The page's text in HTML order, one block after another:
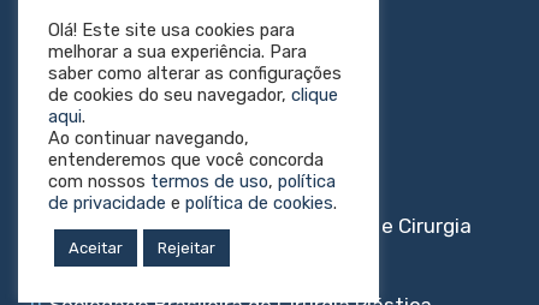
Faculdade, Sorocaba/Sp
Redes sociais:
Sociedade Brasileira de Angiologia e Cirurgia
Vascular
Olá! Este site usa cookies para
melhorar a sua experiência. Para
saber como alterar as configurações
de cookies do seu navegador, clique
aqui.
Ao continuar navegando,
entenderemos que você concorda
com nossos termos de uso, política
de privacidade e política de cookies.
Aceitar Rejeitar